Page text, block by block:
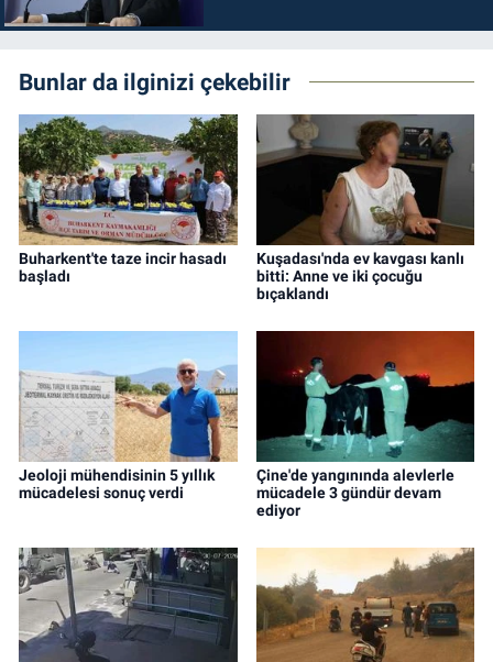
Bunlar da ilginizi çekebilir
Buharkent'te taze incir hasadı
başladı
Kuşadası'nda ev kavgası kanlı
bitti: Anne ve iki çocuğu
bıçaklandı
Jeoloji mühendisinin 5 yıllık
mücadelesi sonuç verdi
Çine'de yangınında alevlerle
mücadele 3 gündür devam
ediyor